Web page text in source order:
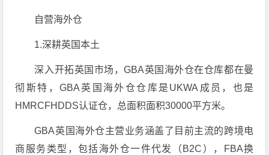
自营海外仓
1.深耕英国本土
深入开拓英国市场，GBA英国海外仓在仓库都在曼
彻斯特，GBA英国海外仓仓库是UKWA成员，也是
HMRCFHDDS认证仓，总面积面积30000平方米。
GBA英国海外仓主营业务涵盖了目前主流的跨境电
商服务类型，包括海外仓一件代发（B2C），FBA换